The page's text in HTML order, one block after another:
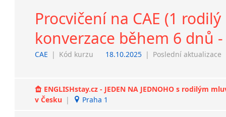
Procvičení na CAE (1
konverzace během 6 dnů -
CAE | Kód kurzu 18.10.2025 | Poslední aktualizace
ENGLISHstay.cz - JEDEN NA JEDNOHO s rodilým
v Česku | Praha 1